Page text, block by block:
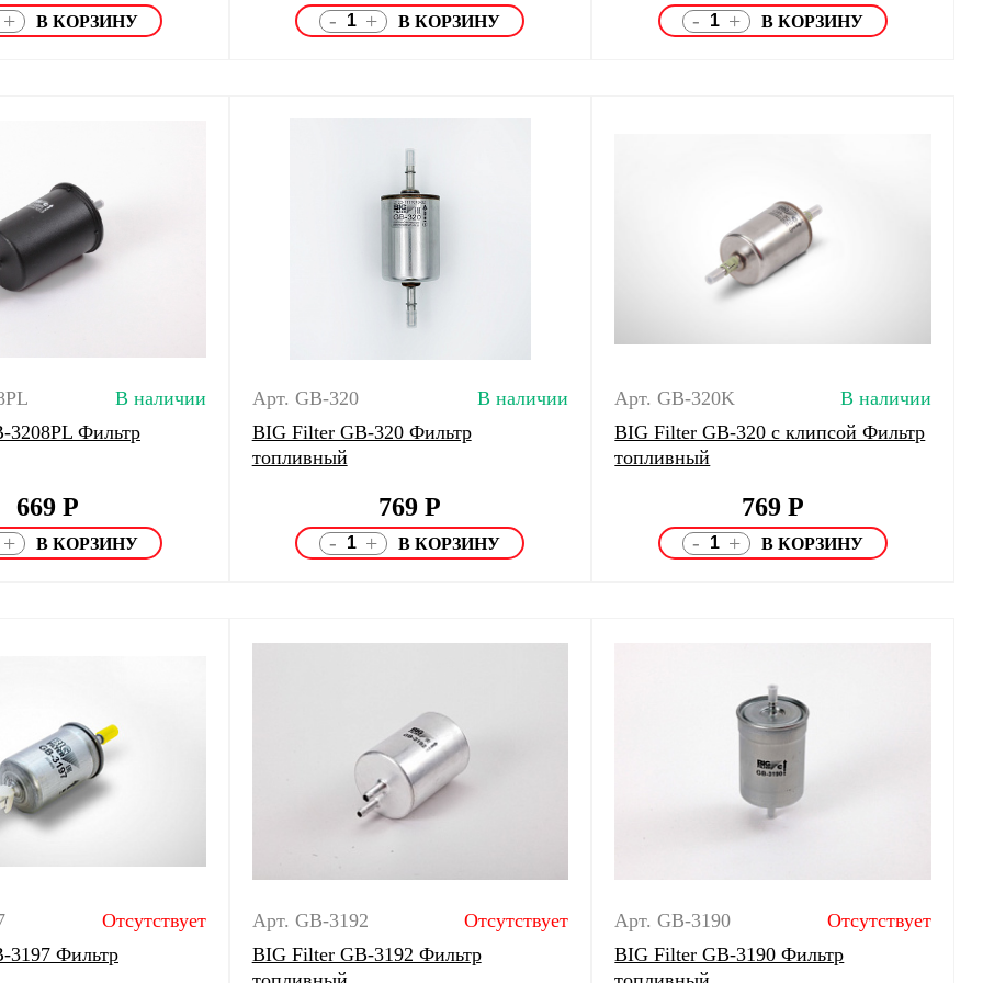
+ - + - +
В наличии
3208PL Фильтр
669 Р
+
Арт. GB-320
В наличии
BIG Filter GB-320 Фильтр
топливный
769Р
- +
Арт. GB-320K
В наличии
BIG Filter GB-320 с клипсой Фильтр
топливный
769Р
- +
Отсутствует
3197 Фильтр
Арт. GB-3192
Отсутствует
BIG Filter GB-3192 Фильтр
Арт. GB-3190
Отсутствует
BIG Filter GB-3190 Фильтр